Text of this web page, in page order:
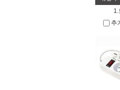
1.
추